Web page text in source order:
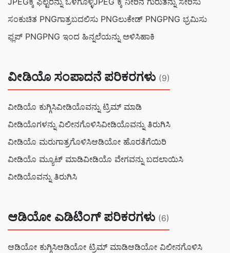
ಸಂಕುಚಿತ PNGಗಾತ್ರಬದಲಿಸು PNGಲುಕೇಡ್ PNGPNG ಭ್ರಮಿಸು
ಫ್ಲಪ್ PNGPNG ಇಂದ ಹಿನ್ನಲೆಯನ್ನು ಅಳಿಸಿಹಾಕಿ
ವೀಡಿಯೊ ಸಂಪಾದನೆ ಪರಿಕರಗಳು (9)
ವೀಡಿಯೊ ಕುಗ್ಗಿಸಿವೀಡಿಯೊವನ್ನು ಟ್ರಿಮ್ ಮಾಡಿ
ವೀಡಿಯೊಗಳನ್ನು ವಿಲೀನಗೊಳಿಸಿವೀಡಿಯೊವನ್ನು ತಿರುಗಿಸಿ
ವೀಡಿಯೊ ಮರುಗಾತ್ರಗೊಳಿಸಿಆಡಿಯೋ ಹೊರತೆಗೆಯಿರಿ
ವೀಡಿಯೊ ಮ್ಯೂಟ್ ಮಾಡಿವೀಡಿಯೊ ವೇಗವನ್ನು ಬದಲಾಯಿಸಿ
ವೀಡಿಯೊವನ್ನು ತಿರುಗಿಸಿ
ಆಡಿಯೋ ಎಡಿಟಿಂಗ್ ಪರಿಕರಗಳು (6)
ಆಡಿಯೋ ಕುಗ್ಗಿಸಿಆಡಿಯೋ ಟ್ರಿಮ್ ಮಾಡಿಆಡಿಯೋ ವಿಲೀನಗೊಳಿಸಿ